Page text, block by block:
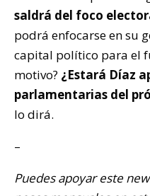
saldrá del foco
podrá enfocarse en su
capital político para el
motivo? ¿Estará Díaz
parlamentarias del
lo dirá.
–
Puedes apoyar este